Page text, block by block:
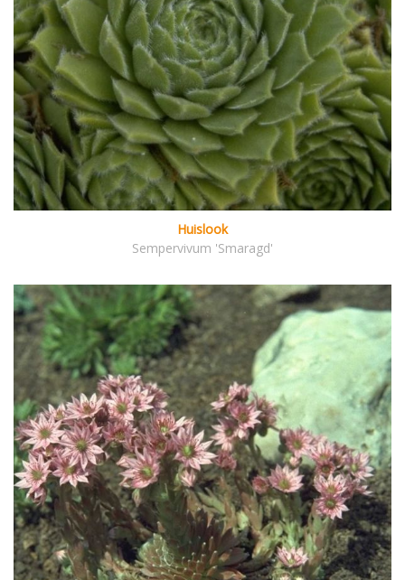
Huislook
Sempervivum 'Smaragd'